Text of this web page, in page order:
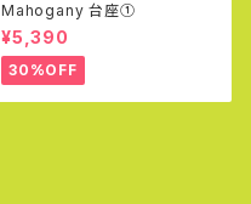
Mahogany 台座①
¥5,390
30%OFF